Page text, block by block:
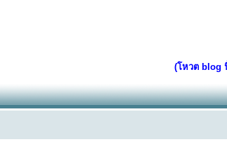
(โหวต blog